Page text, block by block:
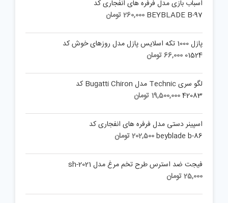
اسباب بازی مدل فرفره های انفجاری کد
BEYBLADE B-97
260,000تومان
پازل 1000 تکه اسلايس پازل مدل روزهای خوش کد
01524
66,000تومان
لگو سری Technic مدل Bugatti Chiron کد
42083
19,500,000 تومان
اسپینر دستی مدل فرفره های انفجاری کد
beyblade b-86
202,500تومان
فیجت ضد استرس طرح تخم مرغ مدل sh-2021
25,000تومان